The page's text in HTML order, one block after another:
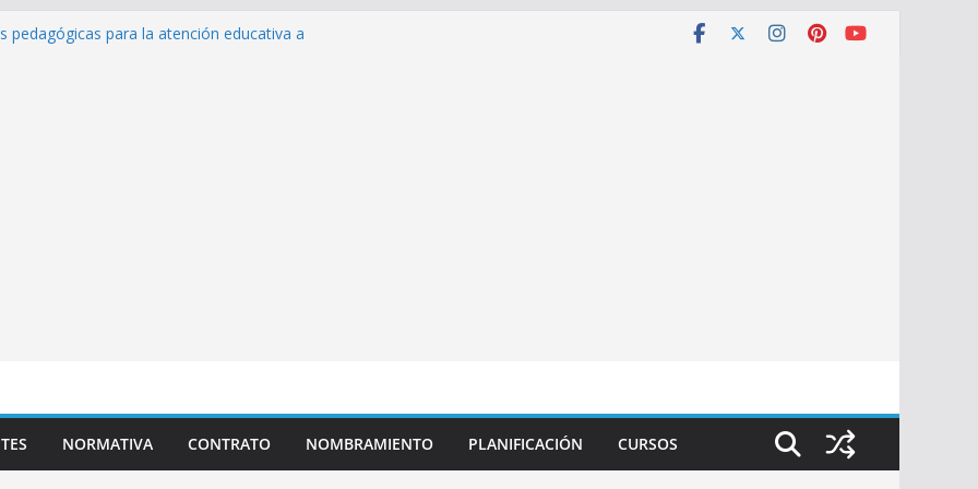
pedagógicas para la atención educativa a
NORMATIVA CONTRATO NOMBRAMIENTO PLANIFICACIÓN CURSOS